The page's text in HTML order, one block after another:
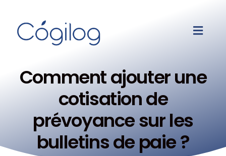
Comment ajouter une
cotisation de
prévoyance sur les
bulletins de paie ?